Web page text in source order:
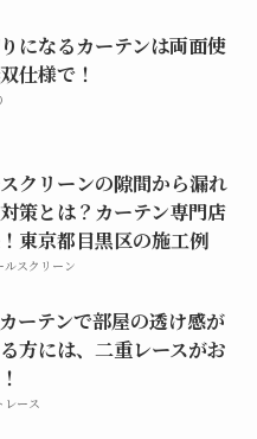
になるカーテンは両面使
仕様で！
クリーンの隙間から漏れ
策とは？カーテン専門店
東京都目黒区の施工例
ルスクリーン
ーテンで部屋の透け感が
方には、二重レースがお
レース